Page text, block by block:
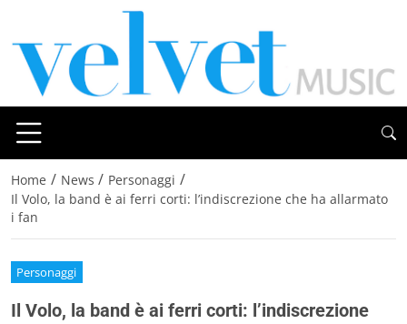
Home / News / Personaggi /
Il Volo, la band è ai ferri corti: l’indiscrezione che ha allarmato
i fan
Personaggi
Il Volo, la band è ai ferri corti: l’indiscrezione